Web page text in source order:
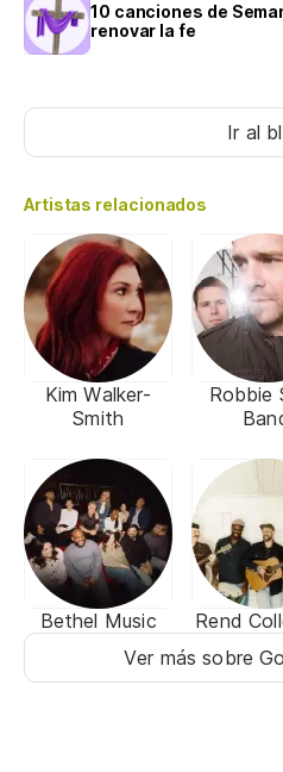
10 canciones de
renovar la fe
Ir al
Artistas relacionados
Kim Walker-
Smith
Robbie
Bethel Music Rend
Ver más sobre